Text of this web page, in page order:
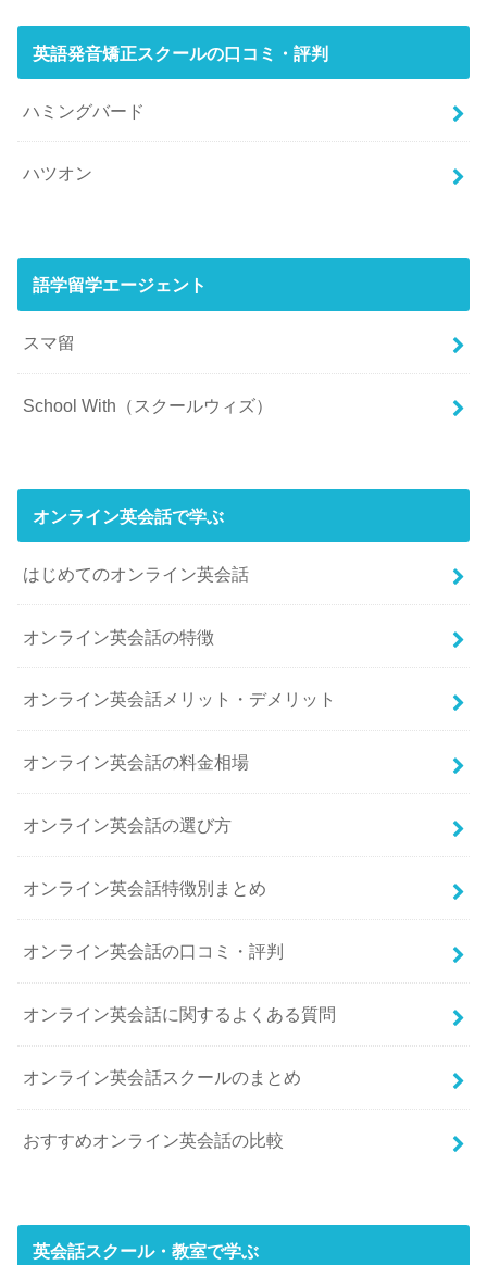
英語発音矯正スクールの口コミ・評判
ハミングバード
ハツオン
語学留学エージェント
スマ留
School With（スクールウィズ）
オンライン英会話で学ぶ
はじめてのオンライン英会話
オンライン英会話の特徴
オンライン英会話メリット・デメリット
オンライン英会話の料金相場
オンライン英会話の選び方
オンライン英会話特徴別まとめ
オンライン英会話の口コミ・評判
オンライン英会話に関するよくある質問
オンライン英会話スクールのまとめ
おすすめオンライン英会話の比較
英会話スクール・教室で学ぶ